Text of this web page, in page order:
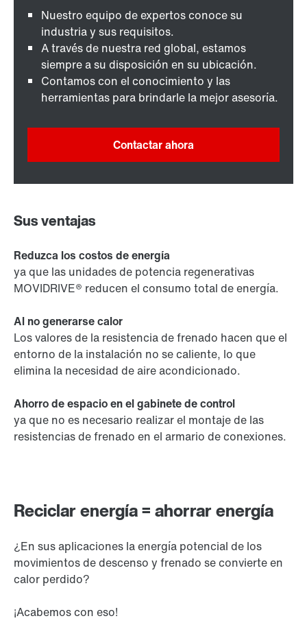
Reciclar energía = ahorrar energía
¿En sus aplicaciones la energía potencial de los
movimientos de descenso y frenado se convierte en
calor perdido?
¡Acabemos con eso!
Nuestro equipo de expertos conoce su
industria y sus requisitos.
A través de nuestra red global, estamos
siempre a su disposición en su ubicación.
Contamos con el conocimiento y las
herramientas para brindarle la mejor asesoría.
Contactar ahora
Sus ventajas
Reduzca los costos de energía
ya que las unidades de potencia regenerativas
MOVIDRIVE® reducen el consumo total de energía.
Al no generarse calor
Los valores de la resistencia de frenado hacen que el
entorno de la instalación no se caliente, lo que
elimina la necesidad de aire acondicionado.
Ahorro de espacio en el gabinete de control
ya que no es necesario realizar el montaje de las
resistencias de frenado en el armario de conexiones.